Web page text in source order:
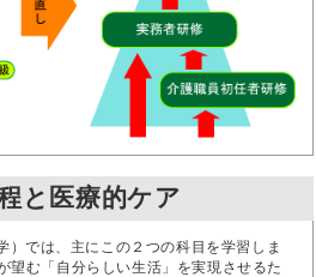
と医療的ケア
）では、主にこの２つの科目を学習しま
望む「自分らしい生活」を実現させるた